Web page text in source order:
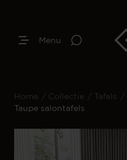
Menu
Home / Collectie / Tafels /
Taupe salontafels